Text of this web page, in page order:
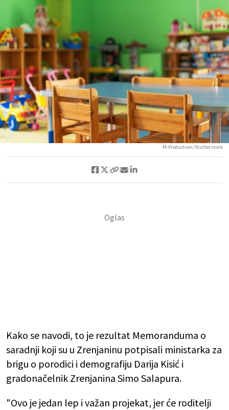
M-Production/Shutterstock
Kako se navodi, to je rezultat Memoranduma o
saradnji koji su u Zrenjaninu potpisali ministarka za
brigu o porodici i demografiju Darija Kisić i
gradonačelnik Zrenjanina Simo Salapura.
"Ovo je jedan lep i važan projekat, jer će roditelji